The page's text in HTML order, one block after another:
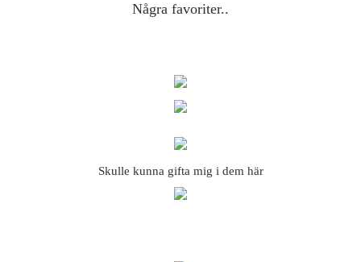
Några favoriter..
Skulle kunna gifta mig i dem här